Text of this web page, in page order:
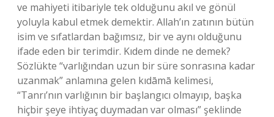
ve mahiyeti itibariyle tek olduğunu akıl ve gönül
yoluyla kabul etmek demektir. Allah’ın zatının bütün
isim ve sıfatlardan bağımsız, bir ve aynı olduğunu
ifade eden bir terimdir. Kıdem dinde ne demek?
Sözlükte “varlığından uzun bir süre sonrasına kadar
uzanmak” anlamına gelen kıdāmā kelimesi,
“Tanrı’nın varlığının bir başlangıcı olmayıp, başka
hiçbir şeye ihtiyaç duymadan var olması” şeklinde